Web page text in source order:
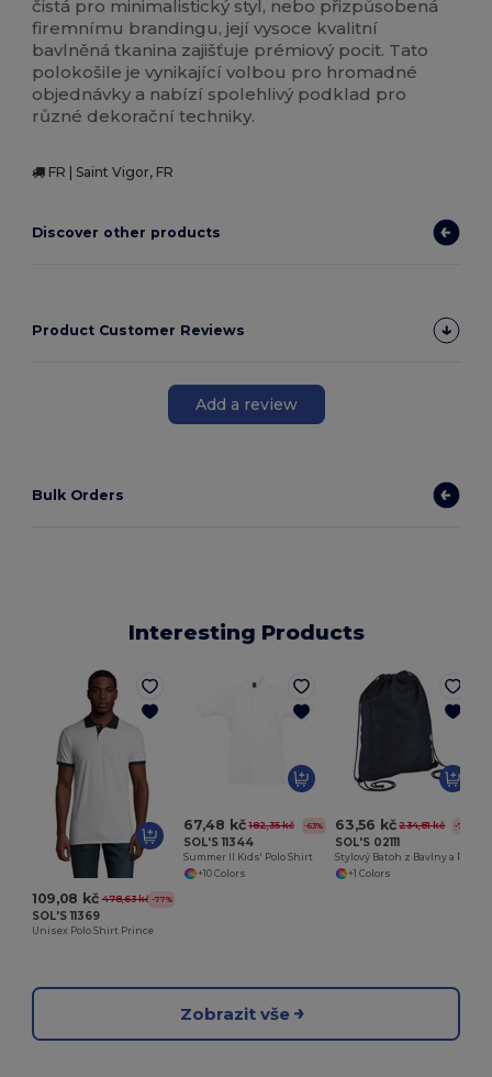
čistá pro minimalistický styl, nebo přizpůsobená
firemnímu brandingu, její vysoce kvalitní
bavlněná tkanina zajišťuje prémiový pocit. Tato
polokošile je vynikající volbou pro hromadné
objednávky a nabízí spolehlivý podklad pro
různé dekorační techniky.
FR | Saint Vigor, FR
Discover other products
Product Customer Reviews
Add a review
Bulk Orders
Interesting Products
109,08 kč 478,63 kč -77%
SOL'S 11369
Unisex Polo Shirt Prince
67,48 kč 182,35 kč -63%
SOL'S 11344
Summer II Kids' Polo Shirt
+10 Colors
63,56 kč 234,81 kč -73%
SOL'S 02111
+1 Colors
Zobrazit vše